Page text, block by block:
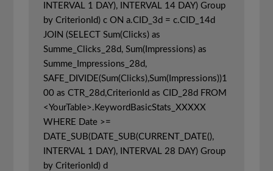
INTERVAL 1 DAY), INTERVAL 14 DAY) Group
by CriterionId) c ON a.CID_3d = c.CID_14d
JOIN (SELECT Sum(Clicks) as
Summe_Clicks_28d, Sum(Impressions) as
Summe_Impressions_28d,
SAFE_DIVIDE(Sum(Clicks),Sum(Impressions))1
00 as CTR_28d,CriterionId as CID_28d FROM
<YourTable>.KeywordBasicStats_XXXXX
WHERE Date >=
DATE_SUB(DATE_SUB(CURRENT_DATE(),
INTERVAL 1 DAY), INTERVAL 28 DAY) Group
by CriterionId) d